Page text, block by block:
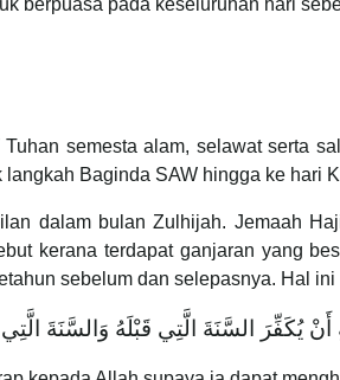
berpuasa pada keseluruhan hari
semesta alam, selawat serta
Baginda SAW hingga ke hari
dalam bulan Zulhijah. Jemaah
kerana terdapat ganjaran yang
sebelum dan selepasnya. Hal
يُكَفِّرَ السَّنَةَ الَّتِي قَبْلَهُ وَالسَّنَةَ